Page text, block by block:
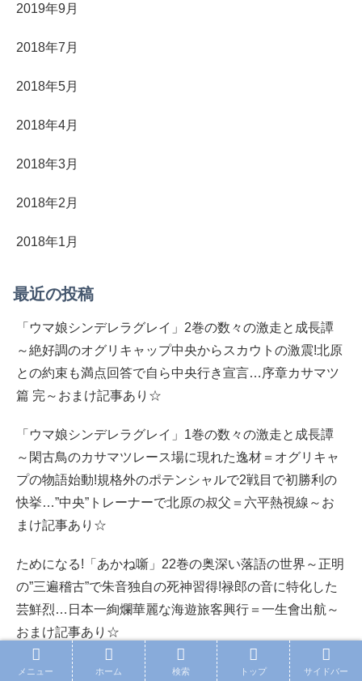
2019年9月
2018年7月
2018年5月
2018年4月
2018年3月
2018年2月
2018年1月
最近の投稿
「ウマ娘シンデレラグレイ」2巻の数々の激走と成長譚
～絶好調のオグリキャップ中央からスカウトの激震!北原
との約束も満点回答で自ら中央行き宣言…序章カサマツ
篇 完～おまけ記事あり☆
「ウマ娘シンデレラグレイ」1巻の数々の激走と成長譚
～閑古鳥のカサマツレース場に現れた逸材＝オグリキャ
プの物語始動!規格外のポテンシャルで2戦目で初勝利の
快挙…”中央”トレーナーで北原の叔父＝六平熱視線～お
まけ記事あり☆
ためになる!「あかね噺」22巻の奥深い落語の世界～正明
の”三遍稽古”で朱音独自の死神習得!禄郎の音に特化した
芸鮮烈…日本一絢爛華麗な海遊旅客興行＝一生會出航～
おまけ記事あり☆
「ちびまる子ちゃん」18巻のまる子とさくら家のハート
メニュー ホーム 検索 トップ サイドバー